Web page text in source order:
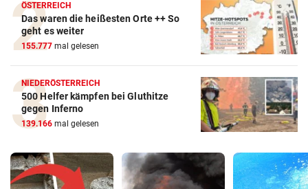
ÖSTERREICH
Das waren die heißesten Orte ++ So
geht es weiter
155.777 mal gelesen
NIEDERÖSTERREICH
500 Helfer kämpfen bei Gluthitze
gegen Inferno
139.166 mal gelesen